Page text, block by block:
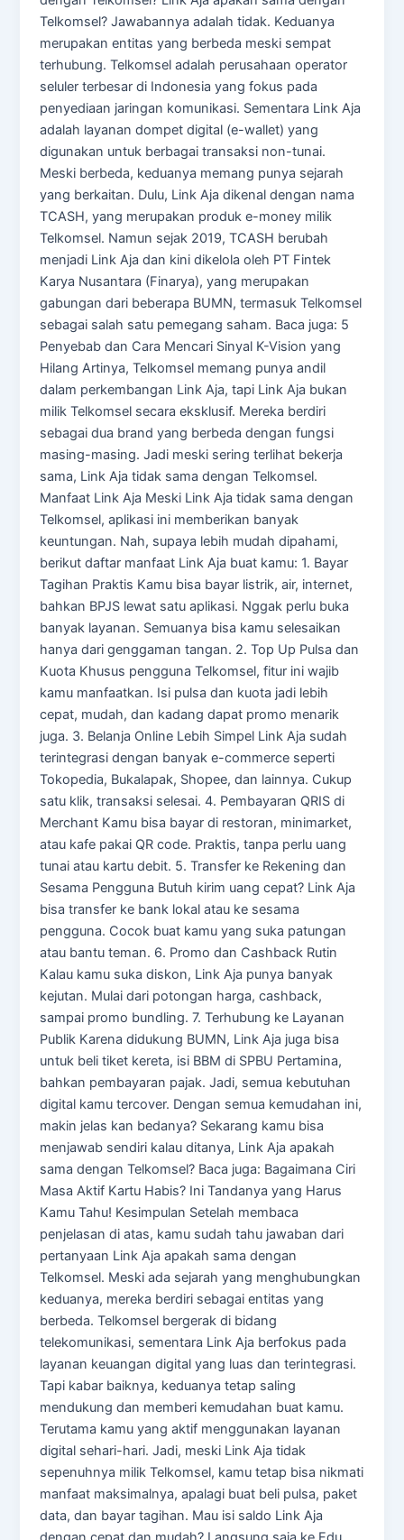
Telkomsel? Jawabannya adalah tidak. Keduanya
merupakan entitas yang berbeda meski sempat
terhubung. Telkomsel adalah perusahaan operator
seluler terbesar di Indonesia yang fokus pada
penyediaan jaringan komunikasi. Sementara Link Aja
adalah layanan dompet digital (e-wallet) yang
digunakan untuk berbagai transaksi non-tunai.
Meski berbeda, keduanya memang punya sejarah
yang berkaitan. Dulu, Link Aja dikenal dengan nama
TCASH, yang merupakan produk e-money milik
Telkomsel. Namun sejak 2019, TCASH berubah
menjadi Link Aja dan kini dikelola oleh PT Fintek
Karya Nusantara (Finarya), yang merupakan
gabungan dari beberapa BUMN, termasuk Telkomsel
sebagai salah satu pemegang saham. Baca juga: 5
Penyebab dan Cara Mencari Sinyal K-Vision yang
Hilang Artinya, Telkomsel memang punya andil
dalam perkembangan Link Aja, tapi Link Aja bukan
milik Telkomsel secara eksklusif. Mereka berdiri
sebagai dua brand yang berbeda dengan fungsi
masing-masing. Jadi meski sering terlihat bekerja
sama, Link Aja tidak sama dengan Telkomsel.
Manfaat Link Aja Meski Link Aja tidak sama dengan
Telkomsel, aplikasi ini memberikan banyak
keuntungan. Nah, supaya lebih mudah dipahami,
berikut daftar manfaat Link Aja buat kamu: 1. Bayar
Tagihan Praktis Kamu bisa bayar listrik, air, internet,
bahkan BPJS lewat satu aplikasi. Nggak perlu buka
banyak layanan. Semuanya bisa kamu selesaikan
hanya dari genggaman tangan. 2. Top Up Pulsa dan
Kuota Khusus pengguna Telkomsel, fitur ini wajib
kamu manfaatkan. Isi pulsa dan kuota jadi lebih
cepat, mudah, dan kadang dapat promo menarik
juga. 3. Belanja Online Lebih Simpel Link Aja sudah
terintegrasi dengan banyak e-commerce seperti
Tokopedia, Bukalapak, Shopee, dan lainnya. Cukup
satu klik, transaksi selesai. 4. Pembayaran QRIS di
Merchant Kamu bisa bayar di restoran, minimarket,
atau kafe pakai QR code. Praktis, tanpa perlu uang
tunai atau kartu debit. 5. Transfer ke Rekening dan
Sesama Pengguna Butuh kirim uang cepat? Link Aja
bisa transfer ke bank lokal atau ke sesama
pengguna. Cocok buat kamu yang suka patungan
atau bantu teman. 6. Promo dan Cashback Rutin
Kalau kamu suka diskon, Link Aja punya banyak
kejutan. Mulai dari potongan harga, cashback,
sampai promo bundling. 7. Terhubung ke Layanan
Publik Karena didukung BUMN, Link Aja juga bisa
untuk beli tiket kereta, isi BBM di SPBU Pertamina,
bahkan pembayaran pajak. Jadi, semua kebutuhan
digital kamu tercover. Dengan semua kemudahan ini,
makin jelas kan bedanya? Sekarang kamu bisa
menjawab sendiri kalau ditanya, Link Aja apakah
sama dengan Telkomsel? Baca juga: Bagaimana Ciri
Masa Aktif Kartu Habis? Ini Tandanya yang Harus
Kamu Tahu! Kesimpulan Setelah membaca
penjelasan di atas, kamu sudah tahu jawaban dari
pertanyaan Link Aja apakah sama dengan
Telkomsel. Meski ada sejarah yang menghubungkan
keduanya, mereka berdiri sebagai entitas yang
berbeda. Telkomsel bergerak di bidang
telekomunikasi, sementara Link Aja berfokus pada
layanan keuangan digital yang luas dan terintegrasi.
Tapi kabar baiknya, keduanya tetap saling
mendukung dan memberi kemudahan buat kamu.
Terutama kamu yang aktif menggunakan layanan
digital sehari-hari. Jadi, meski Link Aja tidak
sepenuhnya milik Telkomsel, kamu tetap bisa nikmati
manfaat maksimalnya, apalagi buat beli pulsa, paket
data, dan bayar tagihan. Mau isi saldo Link Aja